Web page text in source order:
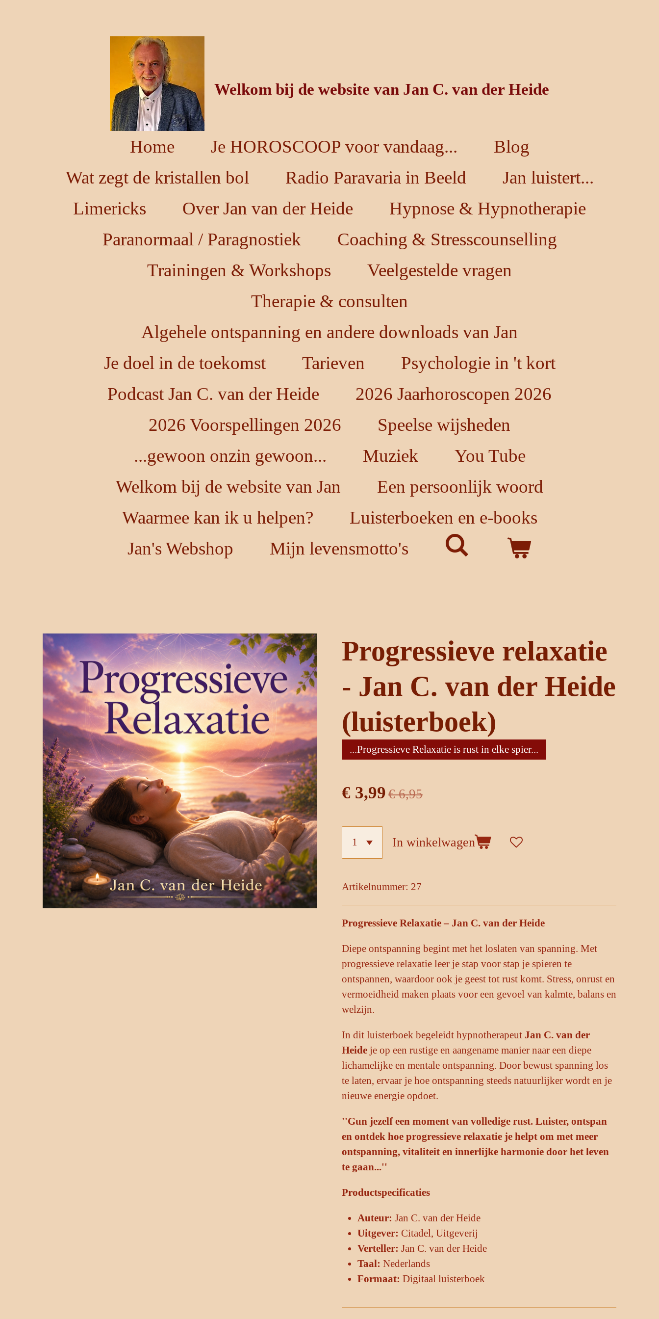
Welkom bij de website van Jan C. van der Heide
Home Je HOROSCOOP voor vandaag...
Blog
Wat zegt de kristallen bol
Radio Paravaria in Beeld
Jan luistert...
Limericks
Over Jan van der Heide
Hypnose & Hypnotherapie
Paranormaal / Paragnostiek
Coaching & Stresscounselling
Trainingen & Workshops
Veelgestelde vragen
Therapie & consulten
Algehele ontspanning en andere downloads van Jan
Je doel in de toekomst
Tarieven
Psychologie in 't kort
Podcast Jan C. van der Heide
2026 Jaarhoroscopen 2026
2026 Voorspellingen 2026
Speelse wijsheden
...gewoon onzin gewoon...
Muziek
You Tube
Welkom bij de website van Jan
Een persoonlijk woord
Waarmee kan ik u helpen?
Luisterboeken en e-books
Jan's Webshop
Mijn levensmotto's
Progressieve relaxatie
- Jan C. van der Heide
(luisterboek)
...Progressieve Relaxatie is rust in elke spier...
€ 3,99 € 6,95
In winkelwagen
Artikelnummer: 27
Progressieve Relaxatie – Jan C. van der Heide
Diepe ontspanning begint met het loslaten van spanning. Met
progressieve relaxatie leer je stap voor stap je spieren te
ontspannen, waardoor ook je geest tot rust komt. Stress, onrust en
vermoeidheid maken plaats voor een gevoel van kalmte, balans en
welzijn.
In dit luisterboek begeleidt hypnotherapeut Jan C. van der
Heide je op een rustige en aangename manier naar een diepe
lichamelijke en mentale ontspanning. Door bewust spanning los
te laten, ervaar je hoe ontspanning steeds natuurlijker wordt en je
nieuwe energie opdoet.
''Gun jezelf een moment van volledige rust. Luister, ontspan
en ontdek hoe progressieve relaxatie je helpt om met meer
ontspanning, vitaliteit en innerlijke harmonie door het leven
te gaan...''
Productspecificaties
Auteur: Jan C. van der Heide
Uitgever: Citadel, Uitgeverij
Verteller: Jan C. van der Heide
Taal: Nederlands
Formaat: Digitaal luisterboek